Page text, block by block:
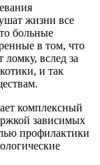
жизни все
больные
в том, что
ломку, вслед за
и так
комплексный
зависимых
профилактики